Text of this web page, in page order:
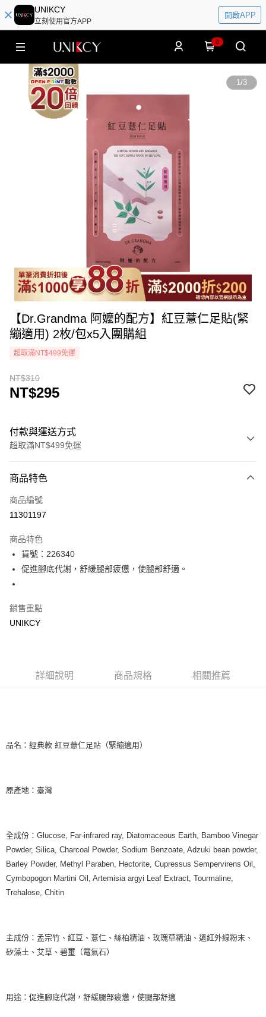
UNIKCY
立刻使用官方APP
開啟APP
0
1/3
【Dr.Grandma 阿嬤的配方】紅豆薏仁足貼(緊
繃適用) 2枚/包x5入團購組
超取滿NT$499免運
NT$310
NT$295
付款與運送方式
超取滿NT$499免運
icash Pay
信用卡一次付款
LINE Pay
Apple Pay
每筆NT$70，滿NT$499(含以上)免運費
商品特色
商品編號
11301197
商品特色
貨號：226340
促進腳底代謝，舒緩腿部疲憊，使腿部舒適。
銷售重點
UNIKCY
詳細說明 商品規格 相關推薦
品名：經典款 紅豆薏仁足貼（緊繃適用）
原產地：臺灣
全成份：Glucose, Far-infrared ray, Diatomaceous Earth, Bamboo Vinegar
Powder, Silica, Charcoal Powder, Sodium Benzoate, Adzuki bean powder,
Barley Powder, Methyl Paraben, Hectorite, Cupressus Sempervirens Oil,
Cymbopogon Martini Oil, Artemisia argyi Leaf Extract, Tourmaline,
Trehalose, Chitin
主成份：孟宗竹、紅豆、薏仁、絲柏精油、玫瑰草精油、遠紅外線粉末、
矽藻土、艾草、碧璽（電氣石）
用途：促進腳底代謝，舒緩腿部疲憊，使腿部舒適